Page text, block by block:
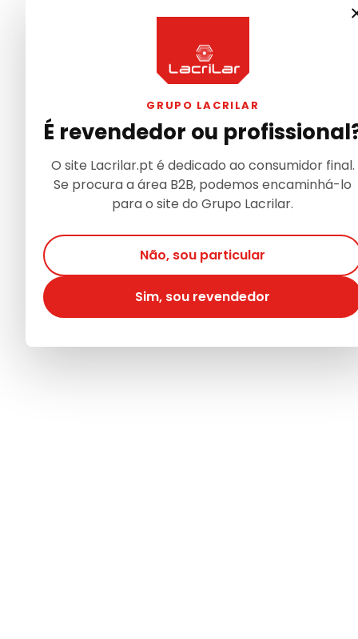
GRUPO LACRILAR
É revendedor ou
O site Lacrilar.pt é dedicado ao consumidor final.
Se procura a área B2B, podemos encaminhá-lo
para o site do Grupo Lacrilar.
Não, sou particular
Sim, sou revendedor